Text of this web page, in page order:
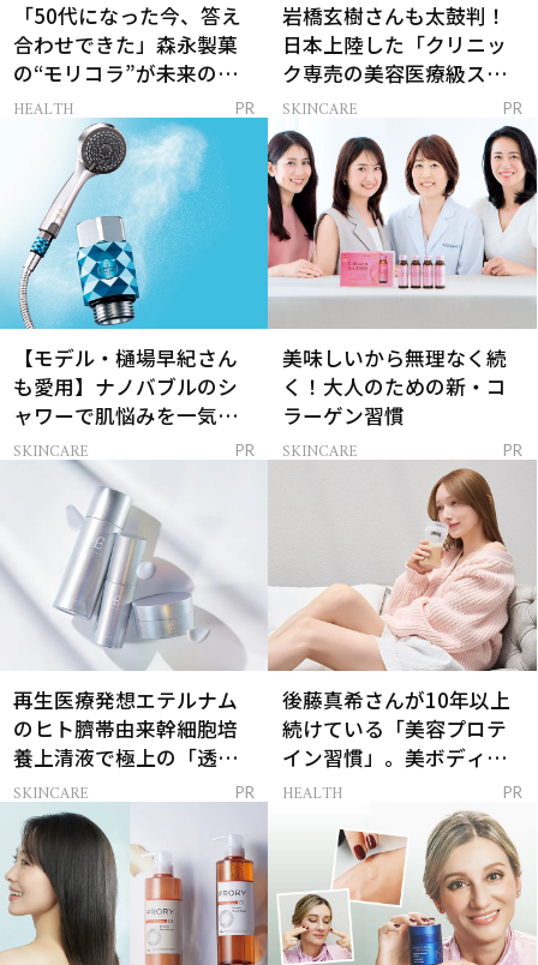
「50代になった今、答え
合わせできた」森永製菓
の“モリコラ”が未来のキ
レイを連れてくる！
HEALTH PR
岩橋玄樹さんも太鼓判！
日本上陸した「クリニッ
ク専売の美容医療級スキ
ンケア」
SKINCARE PR
【モデル・樋場早紀さん
も愛用】ナノバブルのシ
ャワーで肌悩みを一気に
解決
SKINCARE PR
美味しいから無理なく続
く！大人のための新・コ
ラーゲン習慣
SKINCARE PR
再生医療発想エテルナム
のヒト臍帯由来幹細胞培
養上清液で極上の「透明
感ハリ肌」へ
SKINCARE PR
後藤真希さんが10年以上
続けている「美容プロテ
イン習慣」。美ボディを
支える朝ルーティンと
HEALTH PR